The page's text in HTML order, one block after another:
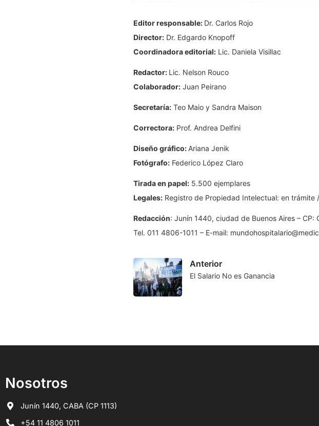
Editor responsable: Dr. Carlos Rojo
Director:Dr. Edgardo Knopoff
Coordinadora editorial:Lic. Daniela Visillac
Redactor: Lic. Nelson Rouco
Colaborador:Juan Peirano
Secretaría:Teo Maio y Sandra Maison
Correctora:Prof. Andrea Delfini
Diseño gráfico: Ariana Jenik
Fotógrafo:Federico López Claro
Tirada en papel:5.500 ejemplares
Legales:Registro de Propiedad Intelectual: en trámite
Redacción: Junín 1440, ciudad de Buenos Aires – CP:
Tel. 011 4806-1011 – E-mail:
Anterior
El Salario No es Ganancia
Nosotros
Junín 1440, CABA (CP 1113)
+54 11 4806 1011